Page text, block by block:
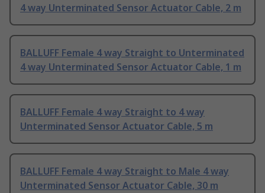
4 way Unterminated Sensor Actuator Cable, 2 m
BALLUFF Female 4 way Straight to Unterminated
4 way Unterminated Sensor Actuator Cable, 1 m
BALLUFF Female 4 way Straight to 4 way
Unterminated Sensor Actuator Cable, 5 m
BALLUFF Female 4 way Straight to Male 4 way
Unterminated Sensor Actuator Cable, 30 m